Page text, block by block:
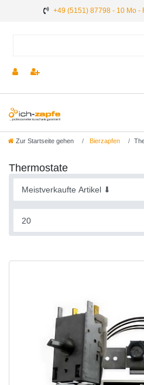
+49 (5151) 87798 - 10 Mo -
Zur Startseite gehen Bierzapfen
Thermostate